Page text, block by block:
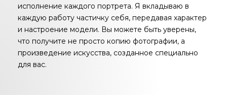
исполнение каждого портрета. Я вкладываю в
каждую работу частичку себя, передавая характер
и настроение модели. Вы можете быть уверены,
что получите не просто копию фотографии, а
произведение искусства, созданное специально
для вас.